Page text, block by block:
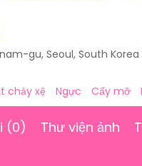
gu, Seoul, South Korea
chảy xệ Ngực Cấy mỡ
(0) Thư viện ảnh